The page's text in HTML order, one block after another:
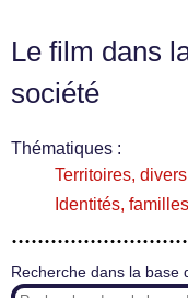
Le film dans
société
Thématiques :
Territoires,
Identités,
Recherche dans la base